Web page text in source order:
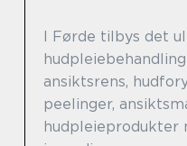
I Førde tilbys det
ansiktsrens,
peelinger,
hudpleieprodukter